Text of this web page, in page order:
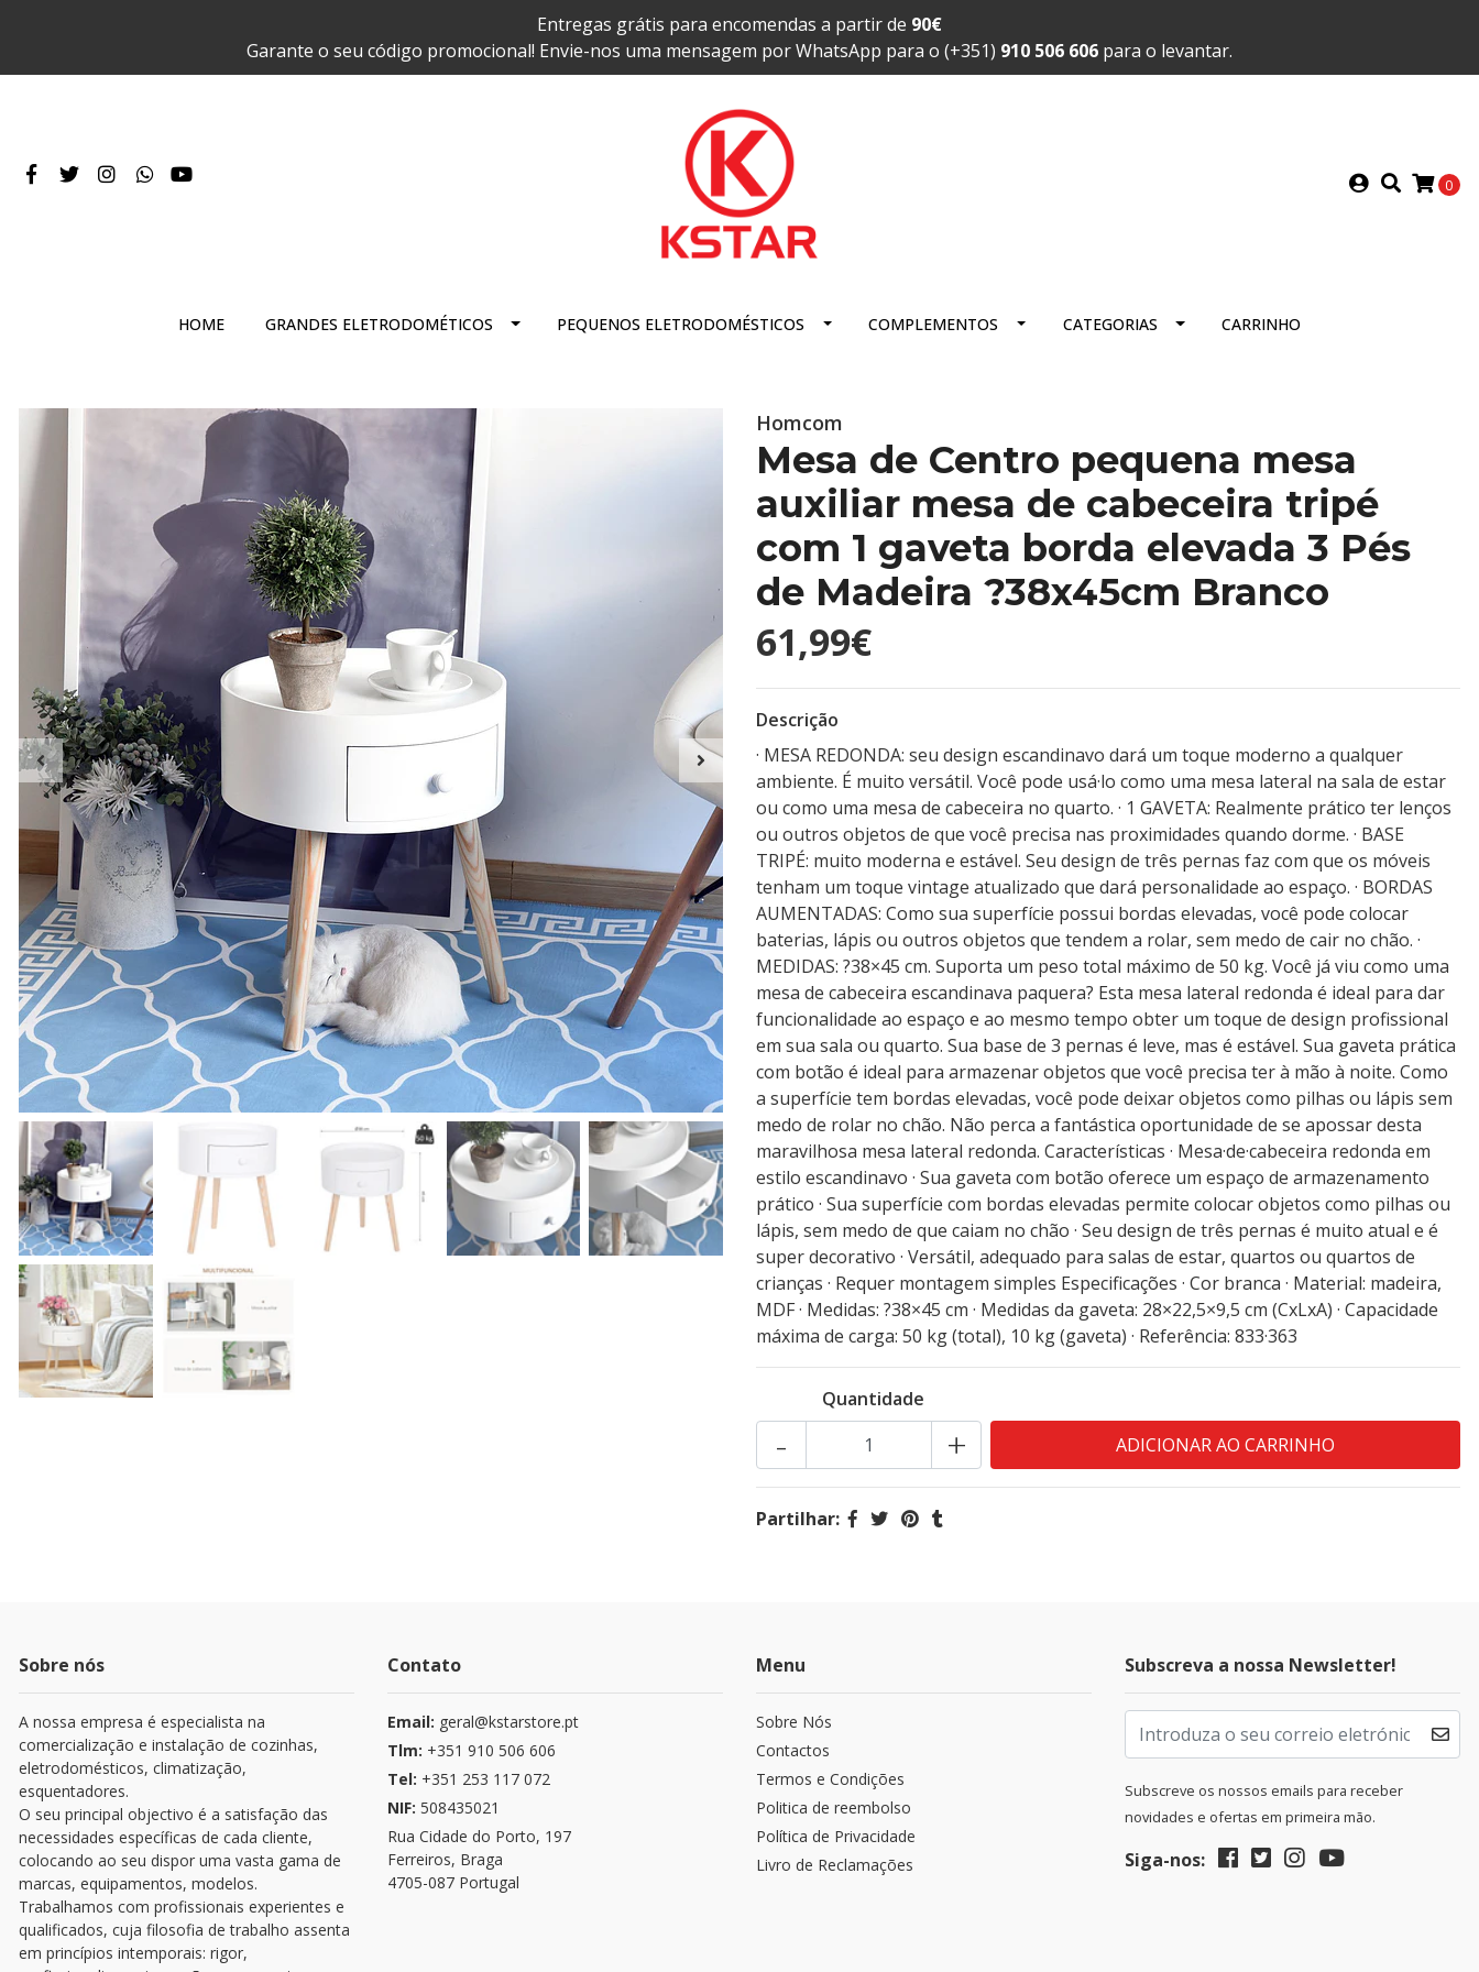
Entregas grátis para encomendas a partir de 90€
Garante o seu código promocional! Envie-nos uma mensagem por WhatsApp para o (+351) 910 506 606 para o levantar.
0
HOME GRANDES ELETRODOMÉTICOS PEQUENOS ELETRODOMÉSTICOS COMPLEMENTOS CATEGORIAS CARRINHO
Homcom
Mesa de Centro pequena mesa
auxiliar mesa de cabeceira tripé
com 1 gaveta borda elevada 3 Pés
de Madeira ?38x45cm Branco
61,99€
Descrição
· MESA REDONDA: seu design escandinavo dará um toque moderno a qualquer
ambiente. É muito versátil. Você pode usá·lo como uma mesa lateral na sala de estar
ou como uma mesa de cabeceira no quarto. · 1 GAVETA: Realmente prático ter lenços
ou outros objetos de que você precisa nas proximidades quando dorme. · BASE
TRIPÉ: muito moderna e estável. Seu design de três pernas faz com que os móveis
tenham um toque vintage atualizado que dará personalidade ao espaço. · BORDAS
AUMENTADAS: Como sua superfície possui bordas elevadas, você pode colocar
baterias, lápis ou outros objetos que tendem a rolar, sem medo de cair no chão. ·
MEDIDAS: ?38×45 cm. Suporta um peso total máximo de 50 kg. Você já viu como uma
mesa de cabeceira escandinava paquera? Esta mesa lateral redonda é ideal para dar
funcionalidade ao espaço e ao mesmo tempo obter um toque de design profissional
em sua sala ou quarto. Sua base de 3 pernas é leve, mas é estável. Sua gaveta prática
com botão é ideal para armazenar objetos que você precisa ter à mão à noite. Como
a superfície tem bordas elevadas, você pode deixar objetos como pilhas ou lápis sem
medo de rolar no chão. Não perca a fantástica oportunidade de se apossar desta
maravilhosa mesa lateral redonda. Características · Mesa·de·cabeceira redonda em
estilo escandinavo · Sua gaveta com botão oferece um espaço de armazenamento
prático · Sua superfície com bordas elevadas permite colocar objetos como pilhas ou
lápis, sem medo de que caiam no chão · Seu design de três pernas é muito atual e é
super decorativo · Versátil, adequado para salas de estar, quartos ou quartos de
crianças · Requer montagem simples Especificações · Cor branca · Material: madeira,
MDF · Medidas: ?38×45 cm · Medidas da gaveta: 28×22,5×9,5 cm (CxLxA) · Capacidade
máxima de carga: 50 kg (total), 10 kg (gaveta) · Referência: 833·363
Quantidade
+
-
Partilhar:
Sobre nós
A nossa empresa é especialista na
comercialização e instalação de cozinhas,
eletrodomésticos, climatização,
esquentadores.
O seu principal objectivo é a satisfação das
necessidades específicas de cada cliente,
colocando ao seu dispor uma vasta gama de
marcas, equipamentos, modelos.
Trabalhamos com profissionais experientes e
qualificados, cuja filosofia de trabalho assenta
em princípios intemporais: rigor,
Contato
Email: geral@kstarstore.pt
Tlm: +351 910 506 606
Tel: +351 253 117 072
NIF: 508435021
Rua Cidade do Porto, 197
Ferreiros, Braga
4705-087 Portugal
Menu
Sobre Nós
Contactos
Termos e Condições
Politica de reembolso
Política de Privacidade
Livro de Reclamações
Subscreva a nossa Newsletter!
Subscreve os nossos emails para receber
novidades e ofertas em primeira mão.
Siga-nos: